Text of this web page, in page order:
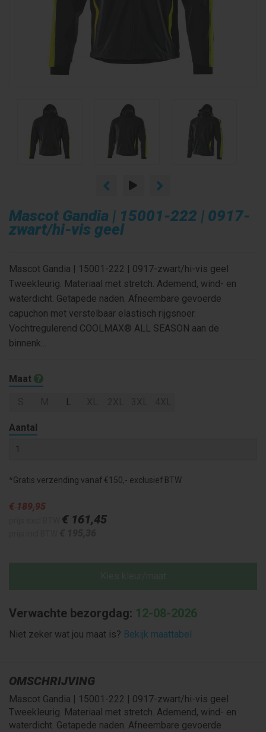
Mascot Gandia | 15001-222 | 0917-
zwart/hi-vis geel
Mascot Gandia | 15001-222 | 0917-zwart/hi-vis geel
Tweekleurig. Materiaal met stretch. Ademend, wind- en
waterdicht. Getapede naden. Afneembare gevoerde
capuchon met verstelbaar elastisch rijgsnoer.
Vochtregulerend COOLMAX® ALL SEASON aan de
binnenk...
Maat
L
Aantal
*Gratis verzending vanaf €150,- exclusief BTW
€ 189,95
€ 161,45
Verwachte bezorgdag: 12-08-2026
Niet zeker wat jou maat is? Bekijk maattabel
OMSCHRIJVING
Mascot Gandia | 15001-222 | 0917-zwart/hi-vis geel
Tweekleurig. Materiaal met stretch. Ademend, wind- en
waterdicht. Getapede naden. Afneembare gevoerde